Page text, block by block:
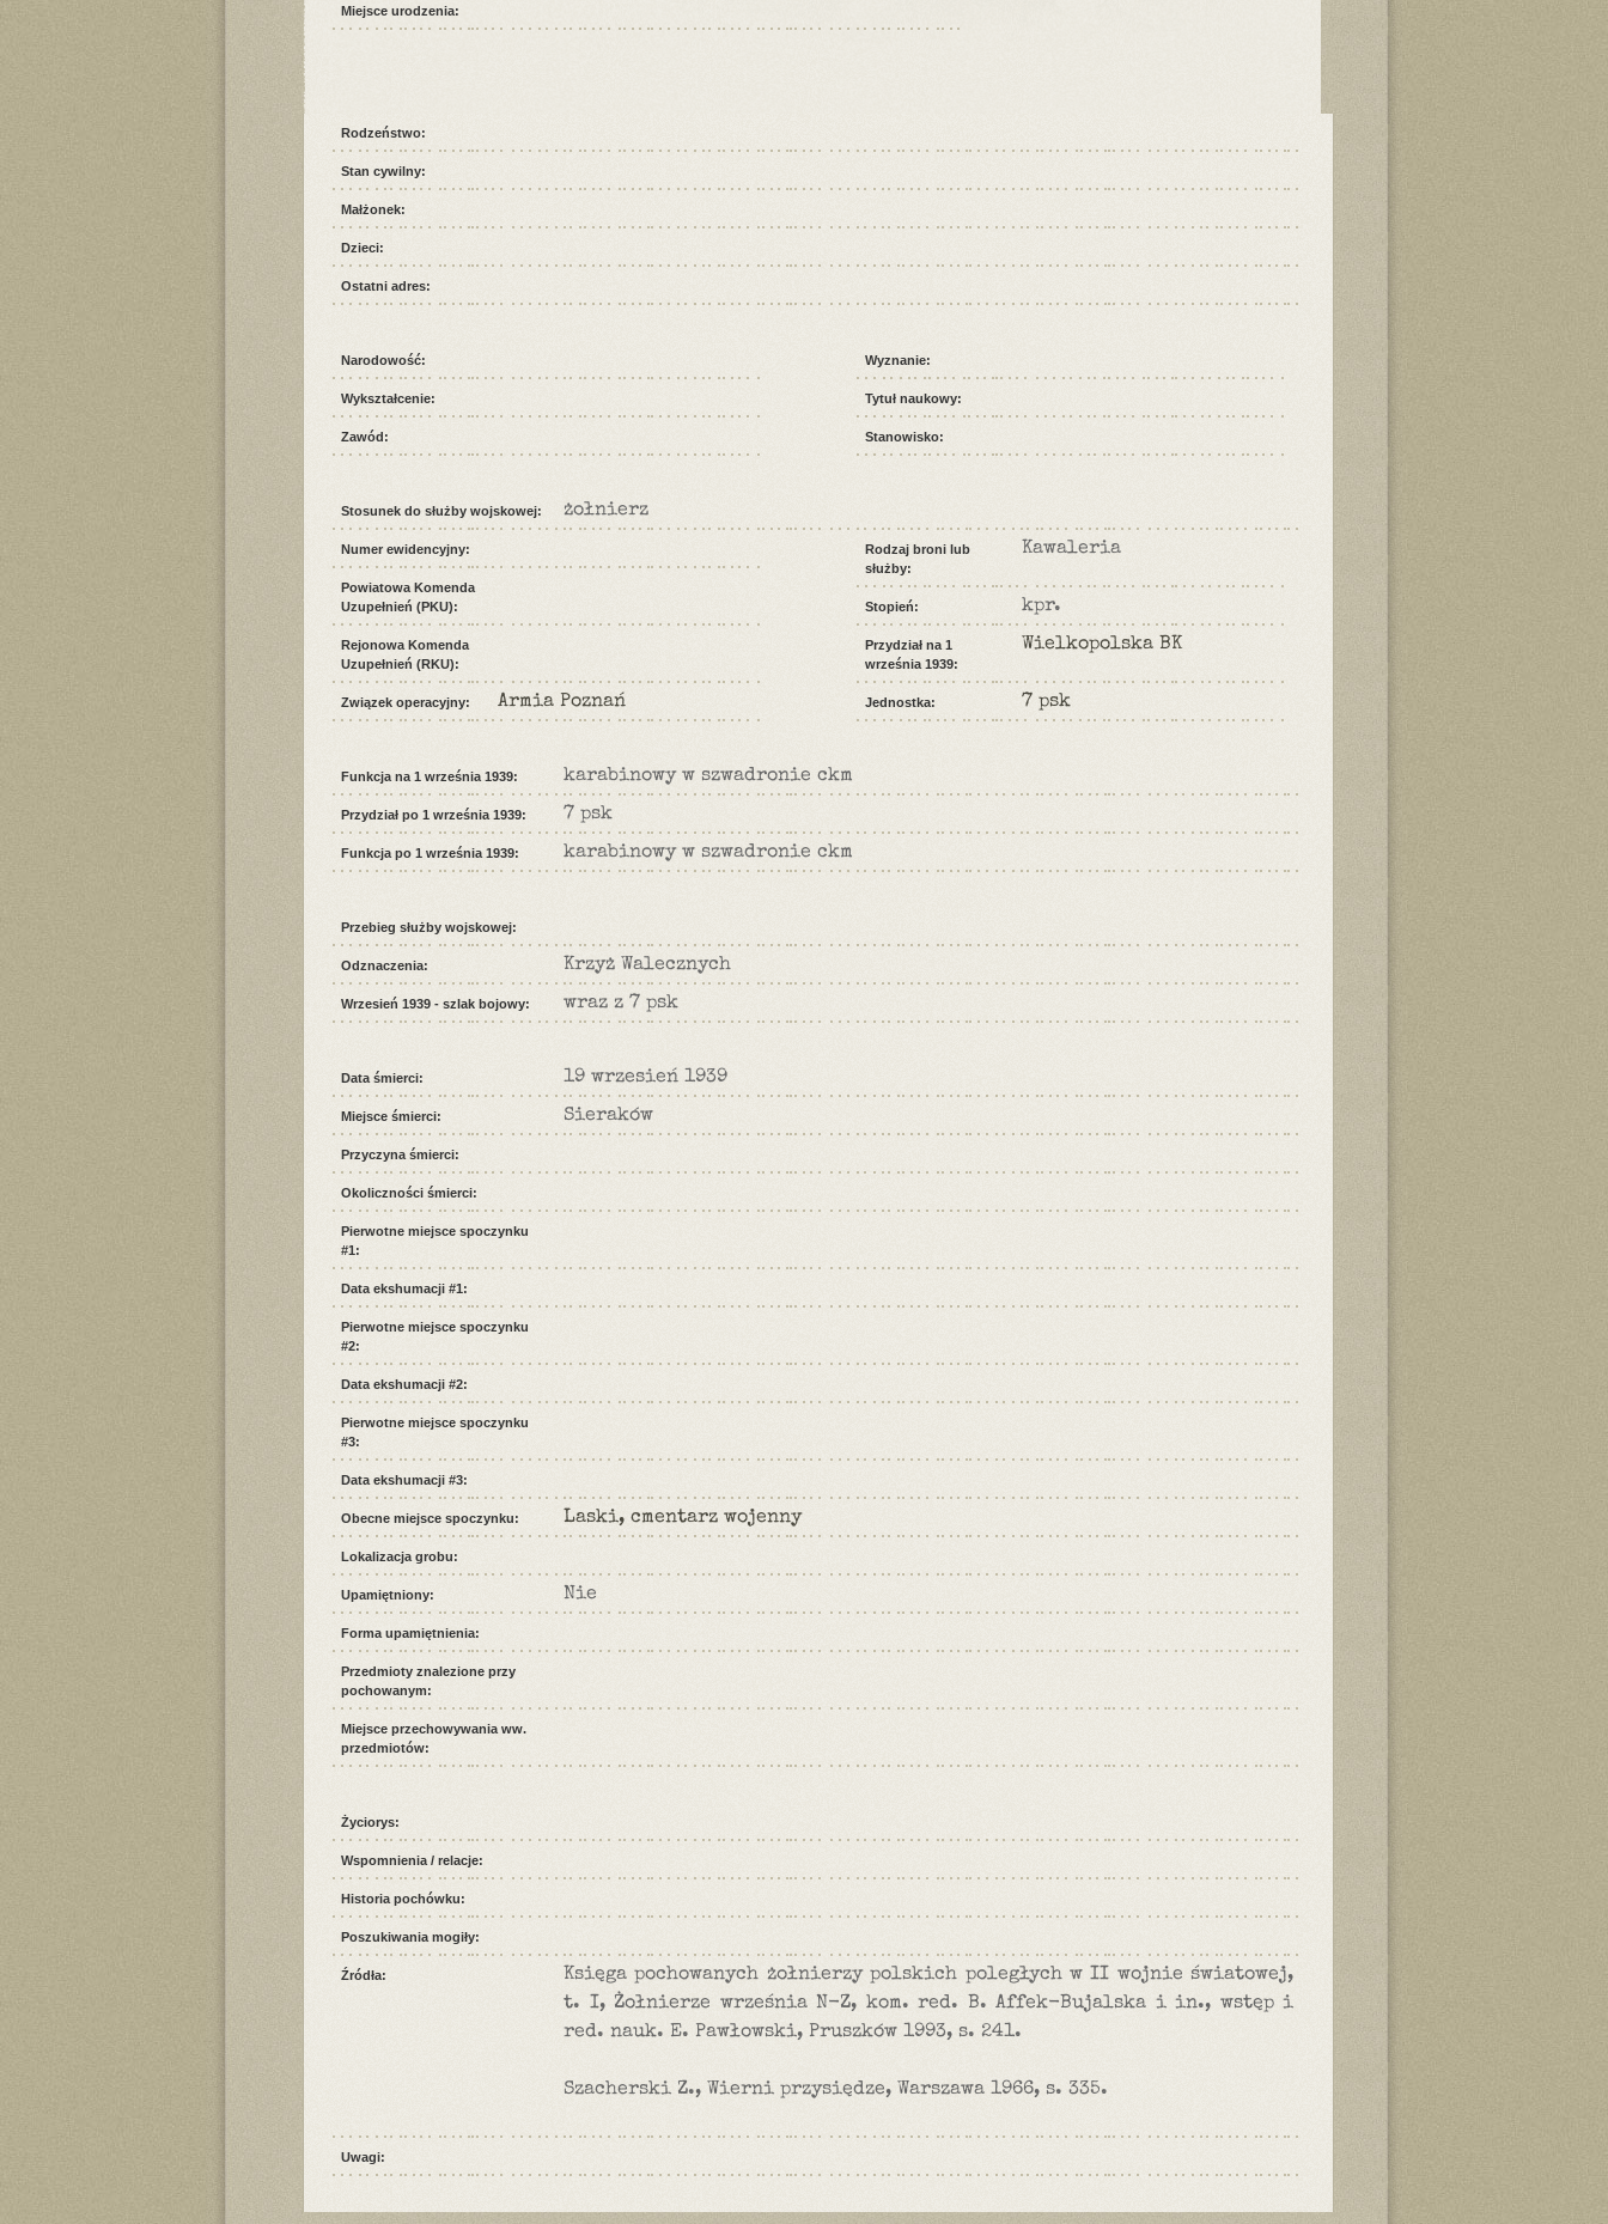
Miejsce urodzenia:
Rodzeństwo:
Stan cywilny:
Małżonek:
Dzieci:
Ostatni adres:
Narodowość:
Wykształcenie:
Zawód:
Wyznanie:
Tytuł naukowy:
Stanowisko:
Stosunek do służby wojskowej: żołnierz
Numer ewidencyjny:
Powiatowa Komenda
Uzupełnień (PKU):
Rejonowa Komenda
Uzupełnień (RKU):
Związek operacyjny: Armia Poznań
Rodzaj broni lub
służby:
Kawaleria
Stopień: kpr.
Przydział na 1
września 1939:
Wielkopolska BK
Jednostka: 7 psk
Funkcja na 1 września 1939: karabinowy w szwadronie ckm
Przydział po 1 września 1939: 7 psk
Funkcja po 1 września 1939: karabinowy w szwadronie ckm
Przebieg służby wojskowej:
Odznaczenia: Krzyż Walecznych
Wrzesień 1939 - szlak bojowy: wraz z 7 psk
Data śmierci: 19 wrzesień 1939
Miejsce śmierci: Sieraków
Przyczyna śmierci:
Okoliczności śmierci:
Pierwotne miejsce spoczynku
#1:
Data ekshumacji #1:
Pierwotne miejsce spoczynku
#2:
Data ekshumacji #2:
Pierwotne miejsce spoczynku
#3:
Data ekshumacji #3:
Obecne miejsce spoczynku: Laski, cmentarz wojenny
Lokalizacja grobu:
Upamiętniony: Nie
Forma upamiętnienia:
Przedmioty znalezione przy
pochowanym:
Miejsce przechowywania ww.
przedmiotów:
Życiorys:
Wspomnienia / relacje:
Historia pochówku:
Poszukiwania mogiły:
Źródła:
Księga pochowanych żołnierzy polskich poległych w II wojnie światowej,
t. I, Żołnierze września N-Z, kom. red. B. Affek-Bujalska i in., wstęp i
red. nauk. E. Pawłowski, Pruszków 1993, s. 241.
Szacherski Z., Wierni przysiędze, Warszawa 1966, s. 335.
Uwagi: